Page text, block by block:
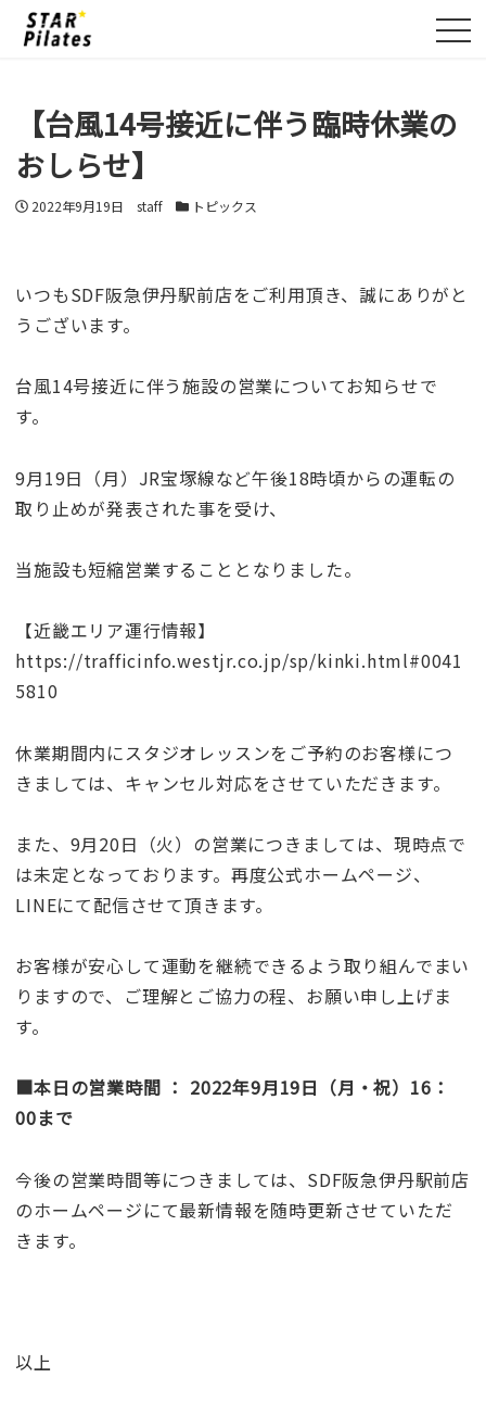
【台風14号接近に伴う臨時休業の
おしらせ】
投稿日
2022年9月19日 著者
staff カテゴリー
トピックス
いつもSDF阪急伊丹駅前店をご利用頂き、誠にありがと
うございます。
台風14号接近に伴う施設の営業についてお知らせで
す。
9月19日（月）JR宝塚線など午後18時頃からの運転の
取り止めが発表された事を受け、
当施設も短縮営業することとなりました。
【近畿エリア運行情報】
https://trafficinfo.westjr.co.jp/sp/kinki.html#0041
5810
休業期間内にスタジオレッスンをご予約のお客様につ
きましては、キャンセル対応をさせていただきます。
また、9月20日（火）の営業につきましては、現時点で
は未定となっております。再度公式ホームページ、
LINEにて配信させて頂きます。
お客様が安心して運動を継続できるよう取り組んでまい
りますので、ご理解とご協力の程、お願い申し上げま
す。
■本日の営業時間 ： 2022年9月19日（月・祝）16：
00まで
今後の営業時間等につきましては、SDF阪急伊丹駅前店
のホームページにて最新情報を随時更新させていただ
きます。
以上